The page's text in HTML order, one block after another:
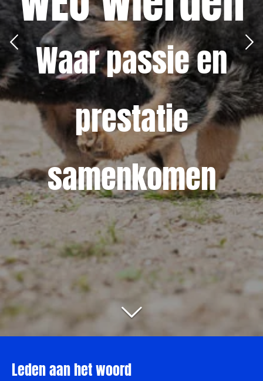
Waar passie en
prestatie
samenkomen
Leden aan het woord